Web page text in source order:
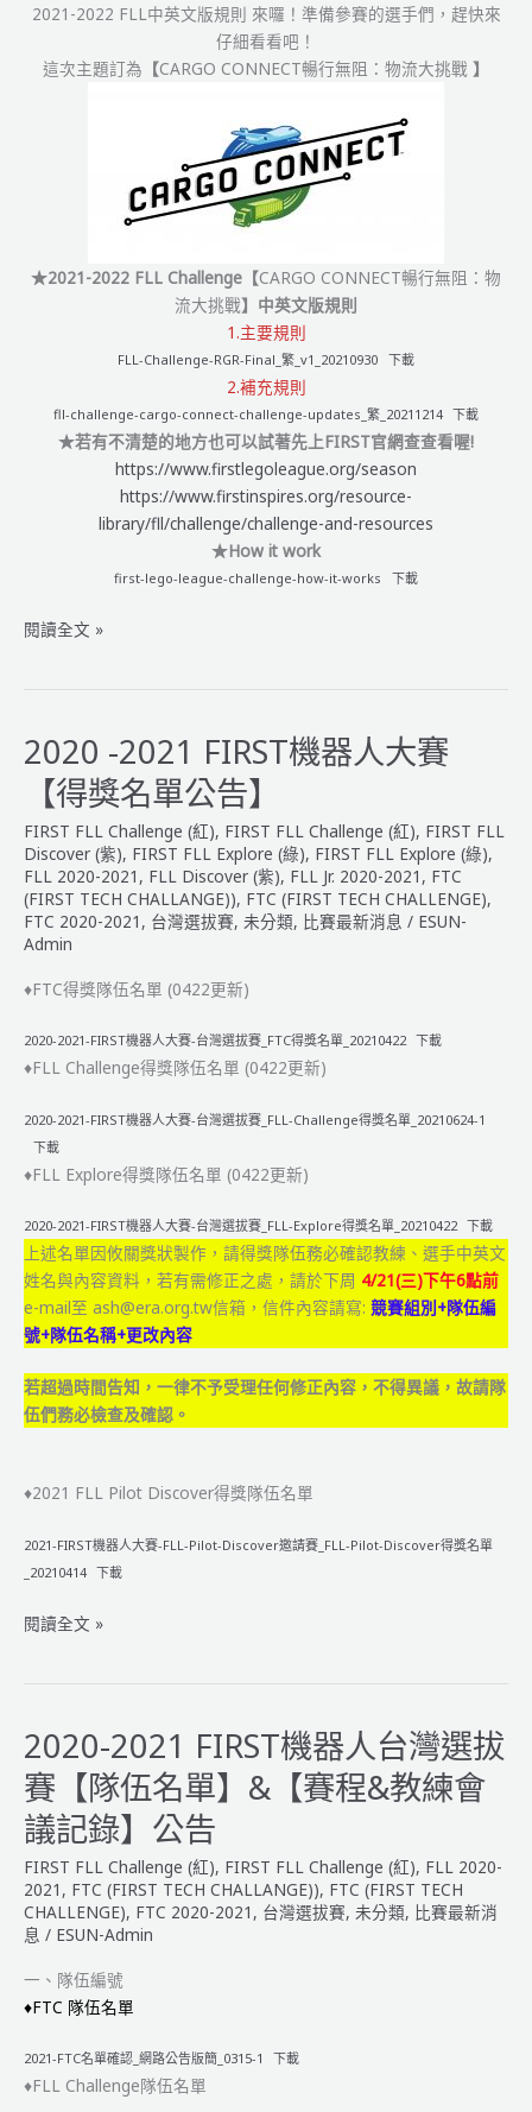
2021-2022 FLL中英文版規則 來囉！準備參賽的選手們，趕快來
仔細看看吧！
這次主題訂為 【CARGO CONNECT暢行無阻：物流大挑戰 】
★2021-2022 FLL Challenge【CARGO CONNECT暢行無阻：物
流大挑戰】中英文版規則
1.主要規則
FLL-Challenge-RGR-Final_繁_v1_20210930 下載
2.補充規則
fll-challenge-cargo-connect-challenge-updates_繁_20211214 下載
★若有不清楚的地方也可以試著先上FIRST官網查查看喔!
https://www.firstlegoleague.org/season
https://www.firstinspires.org/resource-
library/fll/challenge/challenge-and-resources
★How it work
first-lego-league-challenge-how-it-works 下載
FLL
中
英
規
則
_CARGO
CONNECT
暢
行
阻：
物
大
挑
戰
閱讀全文 »
2020 -2021 FIRST機器人大賽
【得獎名單公告】
FIRST FLL Challenge (紅), FIRST FLL Challenge (紅), FIRST FLL
Discover (紫), FIRST FLL Explore (綠), FIRST FLL Explore (綠),
FLL 2020-2021 , FLL Discover (紫), FLL Jr. 2020-2021 , FTC
(FIRST TECH CHALLANGE)), FTC (FIRST TECH CHALLENGE),
FTC 2020-2021 , 台灣選拔賽, 未分類, 比賽最新消息 / ESUN-
Admin
♦FTC得獎隊伍名單 (0422更新)
2020-2021-FIRST機器人大賽-台灣選拔賽_FTC得獎名單_20210422 下載
♦FLL Challenge得獎隊伍名單 (0422更新)
2020-2021-FIRST機器人大賽-台灣選拔賽_FLL-Challenge得獎名單_20210624-1
下載
♦FLL Explore得獎隊伍名單 (0422更新)
2020-2021-FIRST機器人大賽-台灣選拔賽_FLL-Explore得獎名單_20210422 下載
上述名單因攸關獎狀製作，請得獎隊伍務必確認教練、選手中英文
姓名與內容資料，若有需修正之處，請於下周 4/21(三)下午6點前
e-mail至 ash@era.org.tw信箱，信件內容請寫: 競賽組別+隊伍編
號+隊伍名稱+更改內容
若超過時間告知，一律不予受理任何修正內容，不得異議，故請隊
伍們務必檢查及確認。
♦2021 FLL Pilot Discover得獎隊伍名單
2021-FIRST機器人大賽-FLL-Pilot-Discover邀請賽_FLL-Pilot-Discover得獎名單
_20210414 下載
2020
器
人
大
賽
【得
獎
名
單
公
告】
閱讀全文 »
2020-2021 FIRST機器人台灣選拔
賽【隊伍名單】&【賽程&教練會
議記錄】公告
FIRST FLL Challenge (紅), FIRST FLL Challenge (紅), FLL 2020-
2021 , FTC (FIRST TECH CHALLANGE)), FTC (FIRST TECH
CHALLENGE), FTC 2020-2021 , 台灣選拔賽, 未分類, 比賽最新消
息 / ESUN-Admin
一、隊伍編號
♦FTC 隊伍名單
2021-FTC名單確認_網路公告版簡_0315-1 下載
♦FLL Challenge隊伍名單